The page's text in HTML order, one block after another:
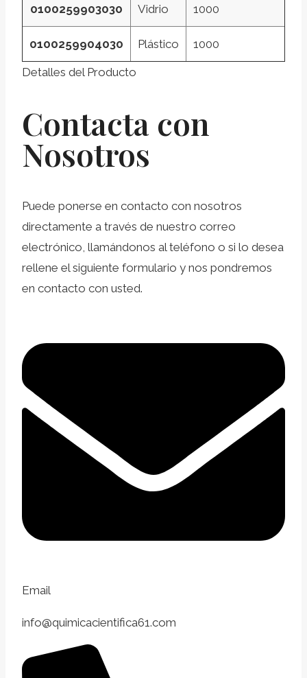
0100259903030 Vidrio 1000
0100259904030 Plástico 1000
Detalles del Producto
Contacta con
Nosotros
Puede ponerse en contacto con nosotros
directamente a través de nuestro correo
electrónico, llamándonos al teléfono o si lo desea
rellene el siguiente formulario y nos pondremos
en contacto con usted.
Email
info@quimicacientifica61.com